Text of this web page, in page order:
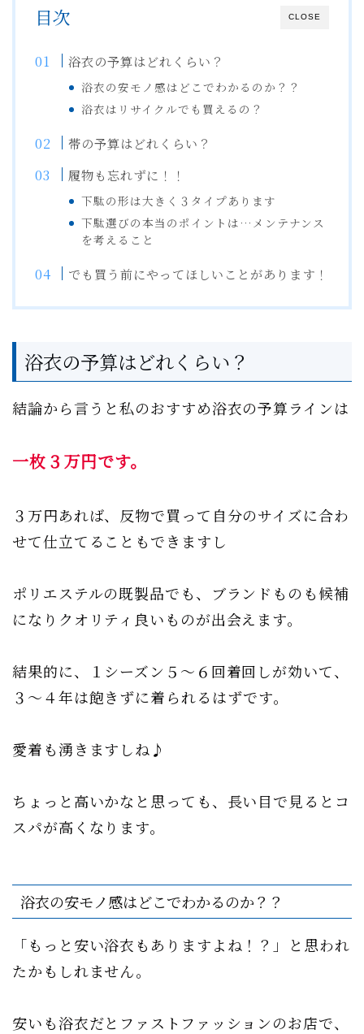
CLOSE
目次
浴衣の予算はどれくらい？
浴衣の安モノ感はどこでわかるのか？？
浴衣はリサイクルでも買えるの？
帯の予算はどれくらい？
履物も忘れずに！！
下駄の形は大きく３タイプあります
下駄選びの本当のポイントは…メンテナンス
を考えること
でも買う前にやってほしいことがあります！
浴衣の予算はどれくらい？
結論から言うと私のおすすめ浴衣の予算ラインは
一枚３万円です。
３万円あれば、反物で買って自分のサイズに合わ
せて仕立てることもできますし
ポリエステルの既製品でも、ブランドものも候補
になりクオリティ良いものが出会えます。
結果的に、１シーズン５〜６回着回しが効いて、
３〜４年は飽きずに着られるはずです。
愛着も湧きますしね♪
ちょっと高いかなと思っても、長い目で見るとコ
スパが高くなります。
浴衣の安モノ感はどこでわかるのか？？
「もっと安い浴衣もありますよね！？」と思われ
たかもしれません。
安いも浴衣だとファストファッションのお店で、